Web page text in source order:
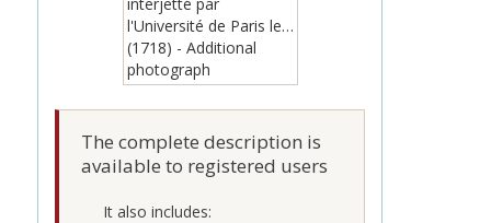
The complete description is
available to registered users
It also includes: